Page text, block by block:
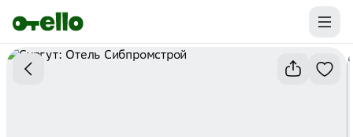
Промокоды на первую бронь уже ваши.
Забирайте выгоду